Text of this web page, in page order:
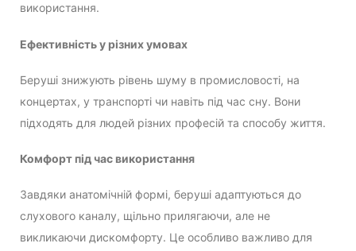
використання.
Ефективність у різних умовах
Беруші знижують рівень шуму в промисловості, на
концертах, у транспорті чи навіть під час сну. Вони
підходять для людей різних професій та способу життя.
Комфорт під час використання
Завдяки анатомічній формі, беруші адаптуються до
слухового каналу, щільно прилягаючи, але не
викликаючи дискомфорту. Це особливо важливо для